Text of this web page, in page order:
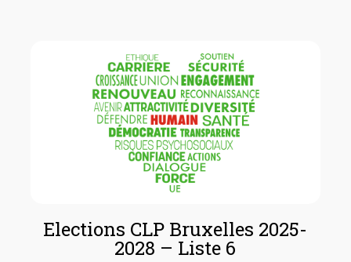
Elections CLP Bruxelles 2025-
2028 – Liste 6